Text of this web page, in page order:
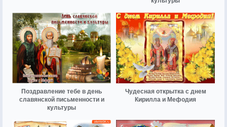
Поздравление тебе в день
славянской письменности и
культуры
Чудесная открытка с днем
Кирилла и Мефодия